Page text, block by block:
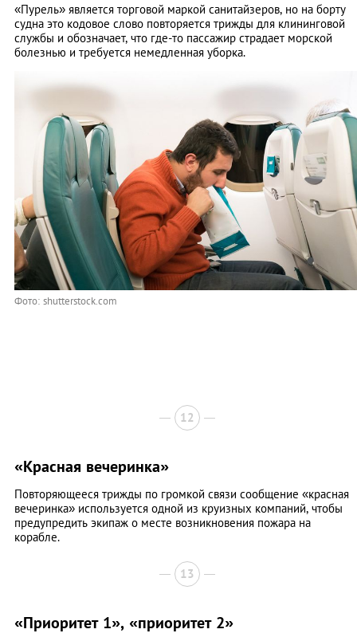
«Пурель» является торговой маркой санитайзеров, но на борту
судна это кодовое слово повторяется трижды для клининговой
службы и обозначает, что где-то пассажир страдает морской
болезнью и требуется немедленная уборка.
Фото: shutterstock.com
12
«Красная вечеринка»
Повторяющееся трижды по громкой связи сообщение «красная
вечеринка» используется одной из круизных компаний, чтобы
предупредить экипаж о месте возникновения пожара на
корабле.
13
«Приоритет 1», «приоритет 2»